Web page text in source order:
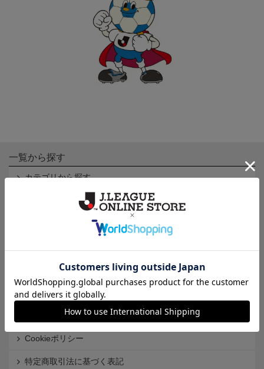
一覧から探す
カテゴリから探す
クラブから探す
Ｊ2
インフォメーション
Ｊリーグオンラインストアとは
利用規約
個人情報保護方針
Cookieポリシー
特定商取引法に基づく表記